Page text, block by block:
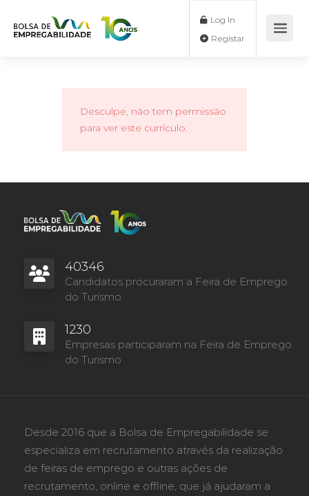
Log In
Desculpe, não tem permissão
para ver este currículo.
40346
Candidatos procuraram a Feira de Emprego
do Turismo
1230
Empresas participaram na Feira de Emprego
do Turismo
Desde 2016 que a Bolsa de Empregabilidade se
especializa em recrutamento através da realização
de feiras de emprego e outras ações de
recrutamento, online e offline, que já ajudaram a